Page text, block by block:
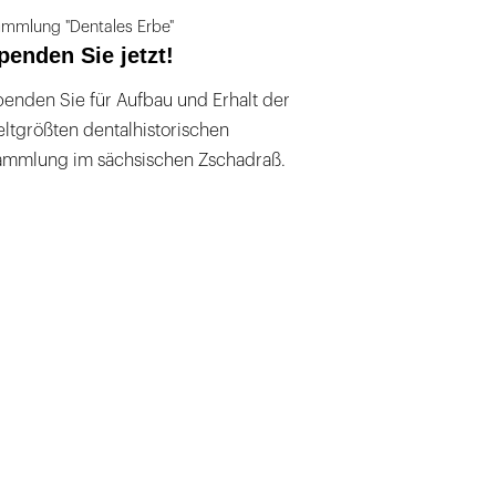
"Dentales Erbe"
Sie jetzt!
Sie für Aufbau und Erhalt der
dentalhistorischen
im sächsischen Zschadraß.